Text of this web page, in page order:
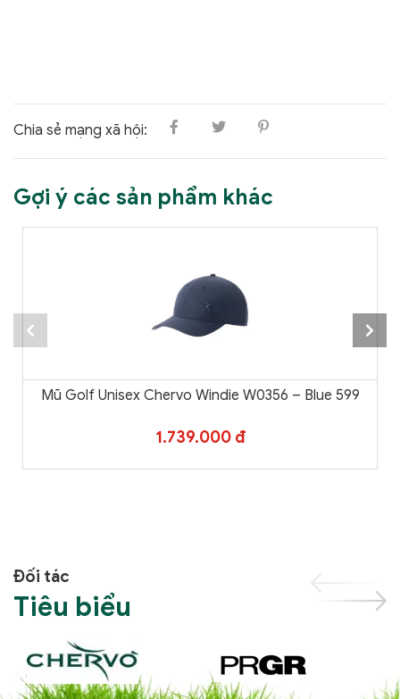
Chia sẻ mạng xã hội:
Gợi ý các sản phẩm khác
Mũ Golf Unisex Chervo Windie W0356 – Blue 599
1.739.000 đ
Đối tác
Tiêu biểu